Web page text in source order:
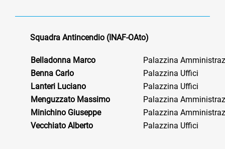
Squadra Antincendio (INAF-OAto)
Belladonna Marco
Palazzina
Benna Carlo
Palazzina Uffici
Lanteri Luciano
Palazzina Uffici
Menguzzato Massimo
Palazzina
Minichino Giuseppe
Palazzina
Vecchiato Alberto Palazzina Uffici